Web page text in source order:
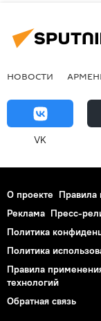
НОВОСТИ
VK
О проекте Правила
Реклама Пресс-
Политика
Политика
Правила
технологий
Обратная связь